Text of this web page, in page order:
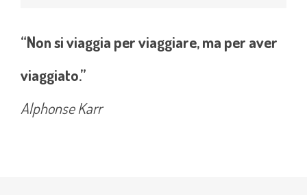
“Non si viaggia per viaggiare, ma per aver
viaggiato.”
Alphonse Karr